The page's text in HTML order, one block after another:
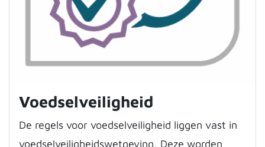
Voedselveiligheid
De regels voor voedselveiligheid liggen vast in
voedselveiligheidswetgeving, Deze worden